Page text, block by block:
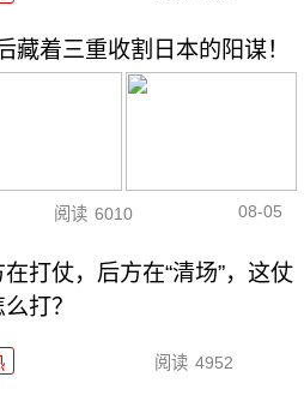
藏着三重收割日本的阳谋！
阅读 6010 08-05
在打仗，后方在“清场”，这仗
打？
阅读 4952